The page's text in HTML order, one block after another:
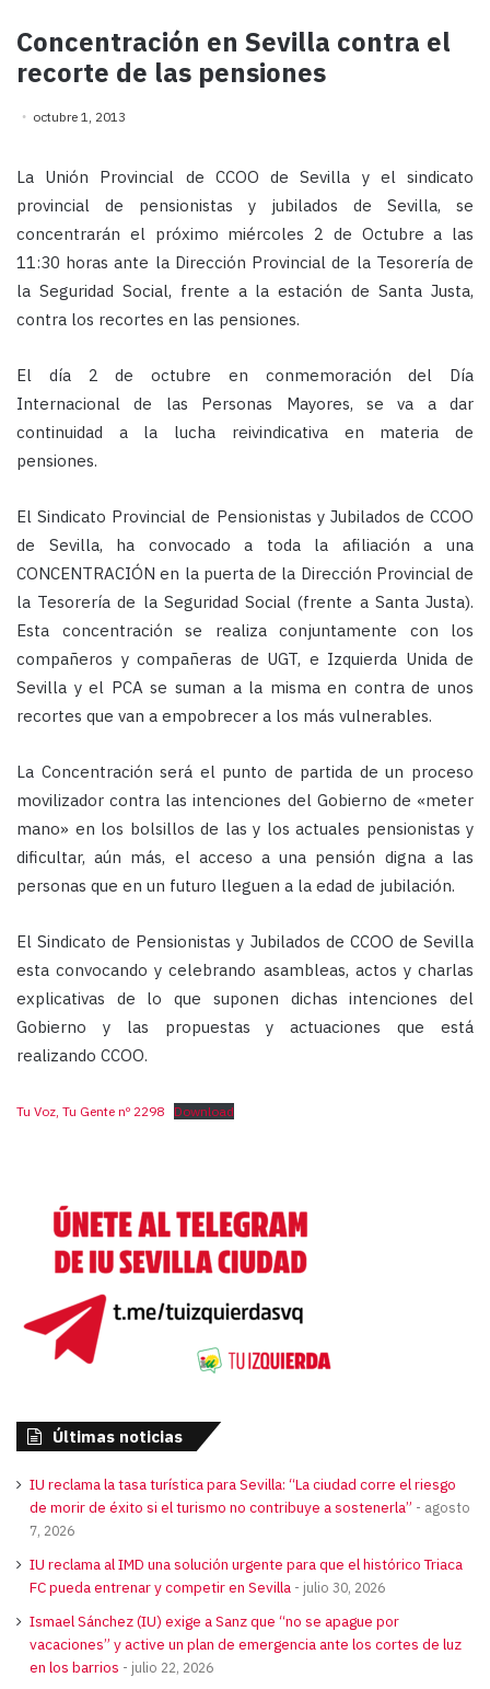
Concentración en Sevilla contra el
recorte de las pensiones
octubre 1, 2013
La Unión Provincial de CCOO de Sevilla y el sindicato
provincial de pensionistas y jubilados de Sevilla, se
concentrarán el próximo miércoles 2 de Octubre a las
11:30 horas ante la Dirección Provincial de la Tesorería de
la Seguridad Social, frente a la estación de Santa Justa,
contra los recortes en las pensiones.
El día 2 de octubre en conmemoración del Día
Internacional de las Personas Mayores, se va a dar
continuidad a la lucha reivindicativa en materia de
pensiones.
El Sindicato Provincial de Pensionistas y Jubilados de CCOO
de Sevilla, ha convocado a toda la afiliación a una
CONCENTRACIÓN en la puerta de la Dirección Provincial de
la Tesorería de la Seguridad Social (frente a Santa Justa).
Esta concentración se realiza conjuntamente con los
compañeros y compañeras de UGT, e Izquierda Unida de
Sevilla y el PCA se suman a la misma en contra de unos
recortes que van a empobrecer a los más vulnerables.
La Concentración será el punto de partida de un proceso
movilizador contra las intenciones del Gobierno de «meter
mano» en los bolsillos de las y los actuales pensionistas y
dificultar, aún más, el acceso a una pensión digna a las
personas que en un futuro lleguen a la edad de jubilación.
El Sindicato de Pensionistas y Jubilados de CCOO de Sevilla
esta convocando y celebrando asambleas, actos y charlas
explicativas de lo que suponen dichas intenciones del
Gobierno y las propuestas y actuaciones que está
realizando CCOO.
Tu Voz, Tu Gente nº 2298 Download
Últimas noticias
IU reclama la tasa turística para Sevilla: “La ciudad corre el riesgo
de morir de éxito si el turismo no contribuye a sostenerla”
agosto
7, 2026
IU reclama al IMD una solución urgente para que el histórico Triaca
FC pueda entrenar y competir en Sevilla
julio 30, 2026
Ismael Sánchez (IU) exige a Sanz que “no se apague por
vacaciones” y active un plan de emergencia ante los cortes de luz
en los barrios
julio 22, 2026